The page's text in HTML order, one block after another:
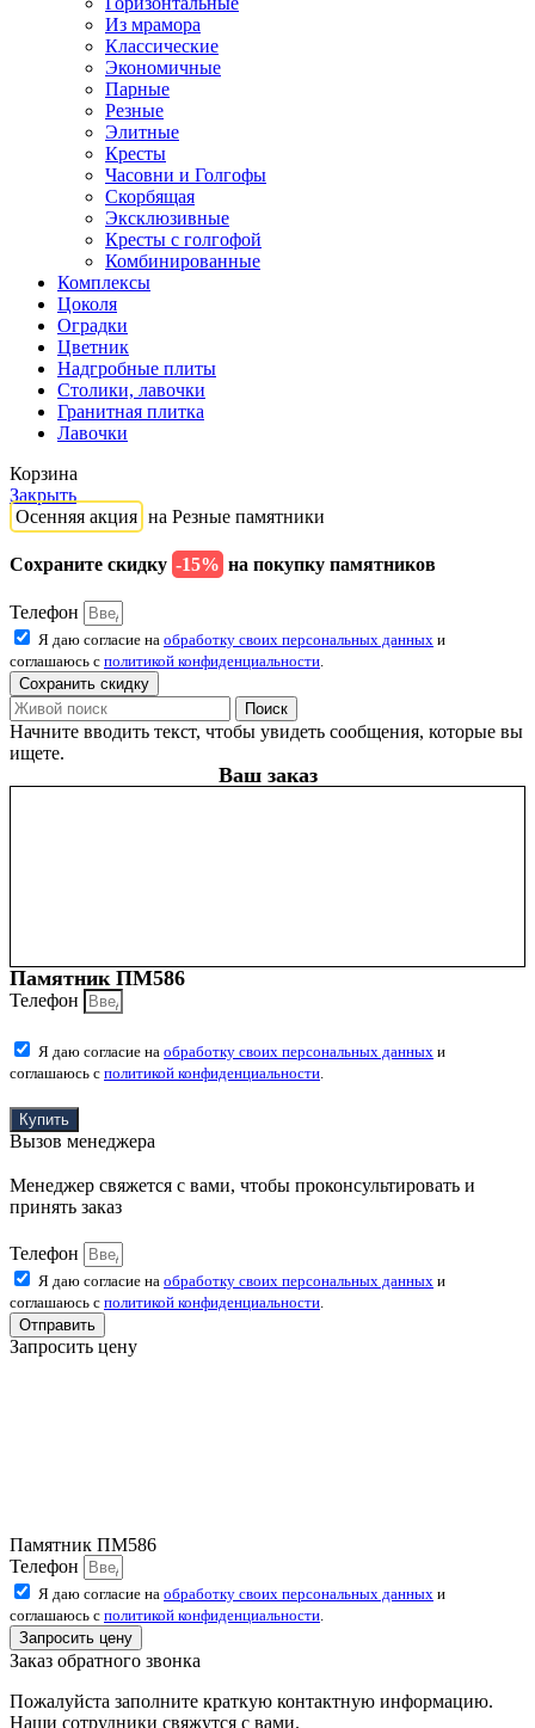
Из мрамора
Классические
Экономичные
Парные
Резные
Элитные
Кресты
Часовни и Голгофы
Скорбящая
Эксклюзивные
Кресты с голгофой
Комбинированные
Комплексы
Цоколя
Оградки
Цветник
Надгробные плиты
Столики, лавочки
Гранитная плитка
Лавочки
Корзина
Закрыть
Осенняя акция на Резные памятники
Сохраните скидку -15% на покупку памятников
Телефон
Я даю согласие на обработку своих персональных данных и
соглашаюсь с политикой конфиденциальности
Сохранить скидку
Поиск
Начните вводить текст, чтобы увидеть сообщения, которые вы
ищете.
Ваш заказ
Памятник ПМ586
Телефон
Я даю согласие на обработку своих персональных данных и
соглашаюсь с политикой конфиденциальности
Купить
Вызов менеджера
Менеджер свяжется с вами, чтобы проконсультировать и
принять заказ
Телефон
Я даю согласие на обработку своих персональных данных и
соглашаюсь с политикой конфиденциальности
Отправить
Запросить цену
Памятник ПМ586
Телефон
Я даю согласие на обработку своих персональных данных и
соглашаюсь с политикой конфиденциальности
Запросить цену
Заказ обратного звонка
Пожалуйста заполните краткую контактную информацию.
Наши сотрудники свяжутся с вами.